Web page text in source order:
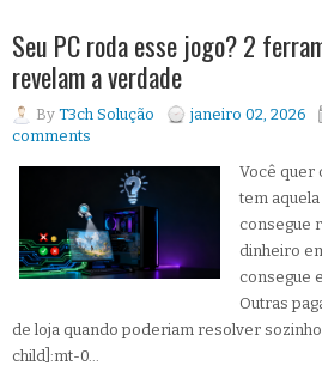
Seu PC roda esse jogo? 2
revelam a verdade
By T3ch Solução janeiro 02, 2026
comments
Você quer
tem
consegue
dinheiro
consegue
Outras
de loja quando poderiam resolver
child]:mt-0...